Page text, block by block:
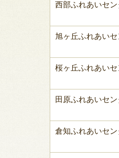
西部ふれあいセン
旭ヶ丘ふれあい
桜ヶ丘ふれあいセ
田原ふれあいセン
倉知ふれあいセン